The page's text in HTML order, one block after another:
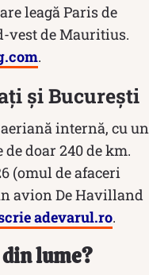
leagă Paris de
vest de Mauritius.
.
şi Bucureşti
internă, cu un
doar 240 de km.
(omul de afaceri
avion De Havilland
adevarul.ro.
lume?